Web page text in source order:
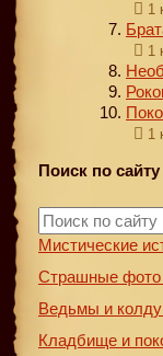
1
1
1
Поиск по сайту
Мистические
Страшные фото
Ведьмы и
Кладбище и